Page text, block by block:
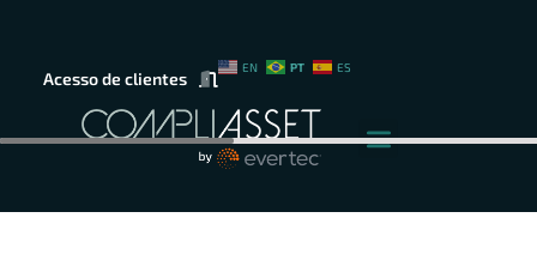
Acesso de clientes
EN PT ES